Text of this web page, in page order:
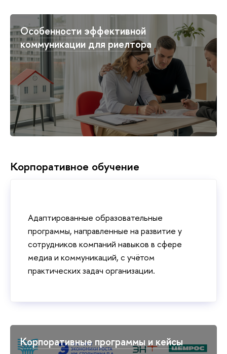
Особенности эффективной
коммуникации для риелтора
Корпоративное обучение
Адаптированные образовательные
программы, направленные на развитие у
сотрудников компаний навыков в сфере
медиа и коммуникаций, с учётом
практических задач организации.
Корпоративные программы и кейсы